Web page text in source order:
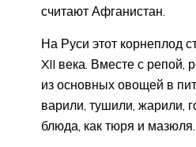
считают Афганистан.
На Руси этот корнеплод
XII века. Вместе с репой,
из основных овощей в
варили, тушили, жарили,
блюда, как тюря и мазюля.